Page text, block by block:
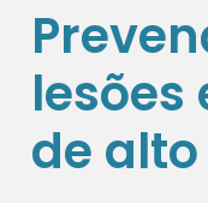
lesões
de